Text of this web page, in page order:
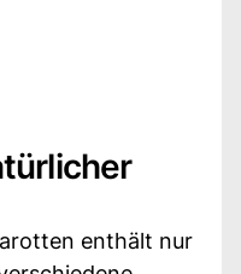
enthält nur